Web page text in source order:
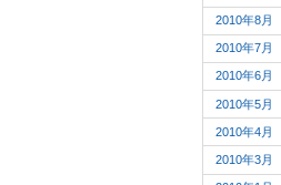
2010年8月
2010年7月
2010年6月
2010年5月
2010年4月
2010年3月